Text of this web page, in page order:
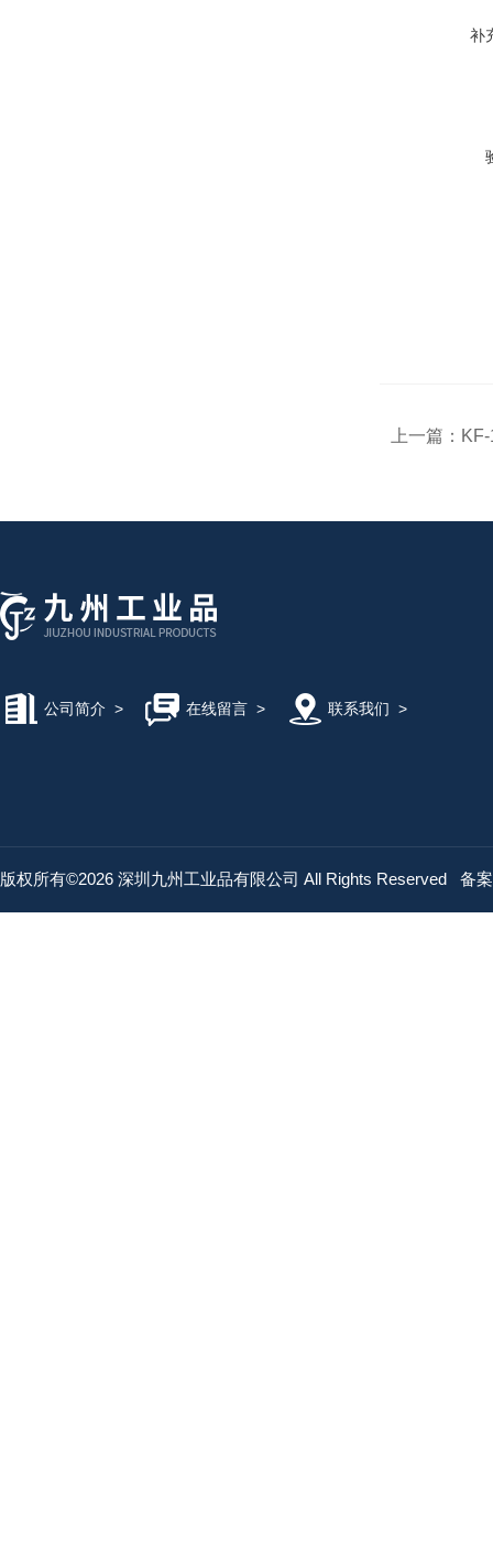
补
上一篇：
公司简介 > 在线留言> 联系我们 >
版权所有©2026 深圳九州工业品有限公司 All Rights Reserved 备